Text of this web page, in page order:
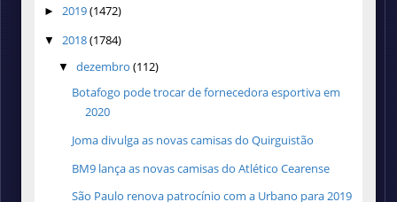
► 2019(1472)
▼ 2018(1784)
▼ dezembro (112)
Botafogo pode trocar de fornecedora esportiva em
2020
Joma divulga as novas camisas do Quirguistão
BM9 lança as novas camisas do Atlético Cearense
São Paulo renova patrocínio com a Urbano para 2019